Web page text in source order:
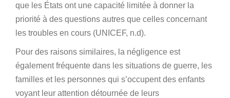
que les États ont une capacité limitée à donner la
priorité à des questions autres que celles concernant
les troubles en cours (UNICEF, n.d).
Pour des raisons similaires, la négligence est
également fréquente dans les situations de guerre, les
familles et les personnes qui s’occupent des enfants
voyant leur attention détournée de leurs